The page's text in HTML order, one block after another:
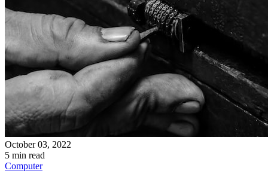
October 03, 2022
5 min read
Computer